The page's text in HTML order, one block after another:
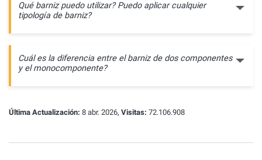
Qué barniz puedo utilizar? Puedo aplicar cualquier
tipología de barniz?
Cuál es la diferencia entre el barniz de dos componentes
y el monocomponente?
Última Actualización: 8 abr. 2026, Visitas: 72.106.908